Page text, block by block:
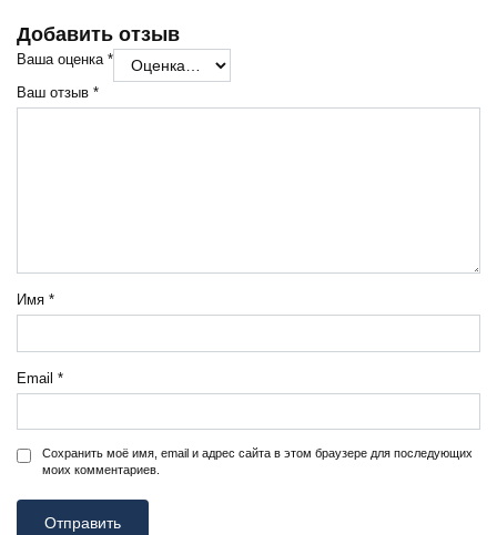
Добавить отзыв
Ваша оценка *
Ваш отзыв *
Имя *
Email *
Сохранить моё имя, email и адрес сайта в этом браузере для последующих
моих комментариев.